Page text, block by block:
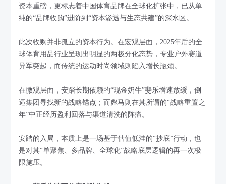
资本重磅，更标志着中国体育品牌在全球化扩张中，已从单
纯的“品牌收购”进阶到“资本渗透与生态共建”的深水区。
此次收购并非孤立的资本行为。在宏观层面，2025年后的全
球体育用品行业呈现出明显的两极分化态势，专业户外赛道
异军突起，而传统的运动时尚领域则陷入增长瓶颈。
在微观层面，安踏长期依赖的“现金奶牛”斐乐增速放缓，倒
逼集团寻找新的战略锚点；而彪马则在其所谓的“战略重置之
年”中正经历盈利回落与渠道清洗的阵痛。
安踏的入局，本质上是一场基于估值低洼的“抄底”行动，也
是对其“单聚焦、多品牌、全球化”战略底层逻辑的再一次极
限施压。